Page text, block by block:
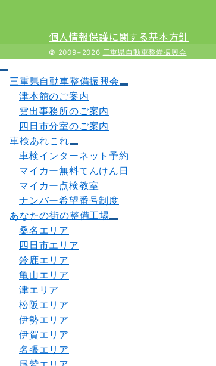
個人情報保護に関する基本方針
© 2009−2026 三重県自動車整備振興会
三重県自動車整備振興会
津本館のご案内
雲出事務所のご案内
四日市分室のご案内
車検あれこれ
車検インターネット予約
マイカー無料てんけん日
マイカー点検教室
ナンバー希望番号制度
あなたの街の整備工場
桑名エリア
四日市エリア
鈴鹿エリア
亀山エリア
津エリア
松阪エリア
伊勢エリア
伊賀エリア
名張エリア